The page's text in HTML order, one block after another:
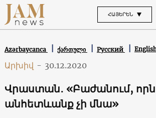
ՀԱՅԵՐԵՆ
Azərbaycanca ქართული Русский
Արխիվ - 30.12.2020
Վրաստան․ «Բաժանում, որն
անհետևանք չի մնա»